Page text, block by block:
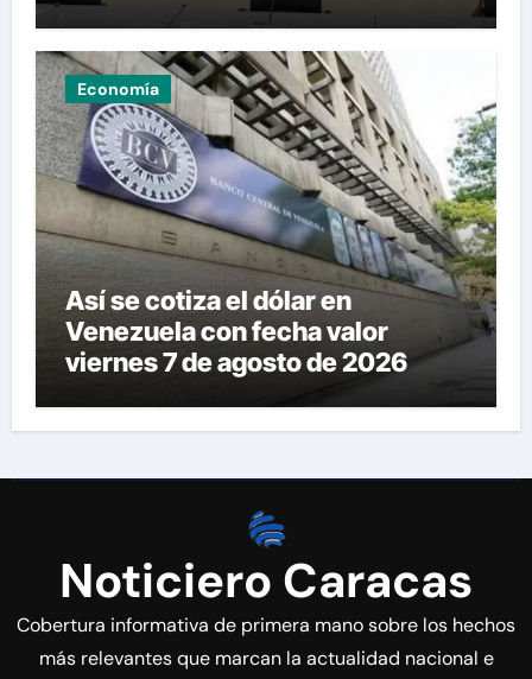
Economía
Así se cotiza el dólar en
Venezuela con fecha valor
viernes 7 de agosto de 2026
Noticiero Caracas
Cobertura informativa de primera mano sobre los hechos
más relevantes que marcan la actualidad nacional e